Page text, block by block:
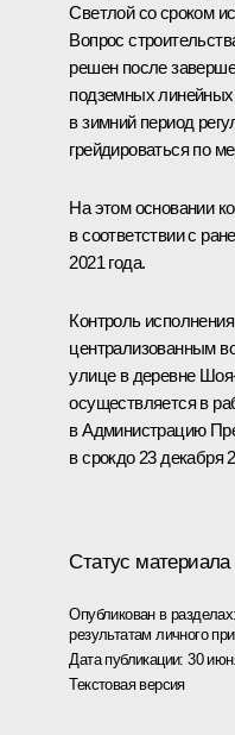
Светлой со сроком
Вопрос
решен после
подземных
в зимний период
грейдироваться по
На этом основании
в соответствии с
2021 года.
Контроль
централизованным
улице в деревне
осуществляется в
в Администрацию
в срокдо 23 декабря
Статус материала
Опубликован в разделах:
результатам личного
Дата публикации:30
Текстовая версия